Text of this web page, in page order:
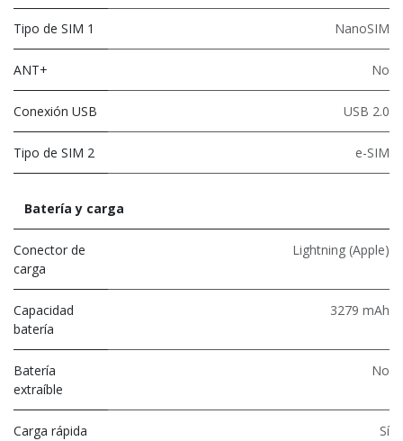
Tipo de SIM 1 NanoSIM
ANT+ No
Conexión USB USB 2.0
Tipo de SIM 2 e-SIM
Batería y carga
Conector de
carga
Lightning (Apple)
Capacidad
batería
3279 mAh
Batería
extraíble
No
Carga rápida Sí